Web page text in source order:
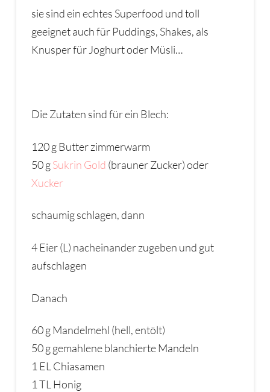
sie sind ein echtes Superfood und toll
geeignet auch für Puddings, Shakes, als
Knusper für Joghurt oder Müsli…
Die Zutaten sind für ein Blech:
120 g Butter zimmerwarm
50 gSukrin Gold (brauner Zucker) oder
Xucker
schaumig schlagen, dann
4 Eier (L) nacheinander zugeben und gut
aufschlagen
Danach
60 g Mandelmehl (hell, entölt)
50 g gemahlene blanchierte Mandeln
1 EL Chiasamen
1 TL Honig